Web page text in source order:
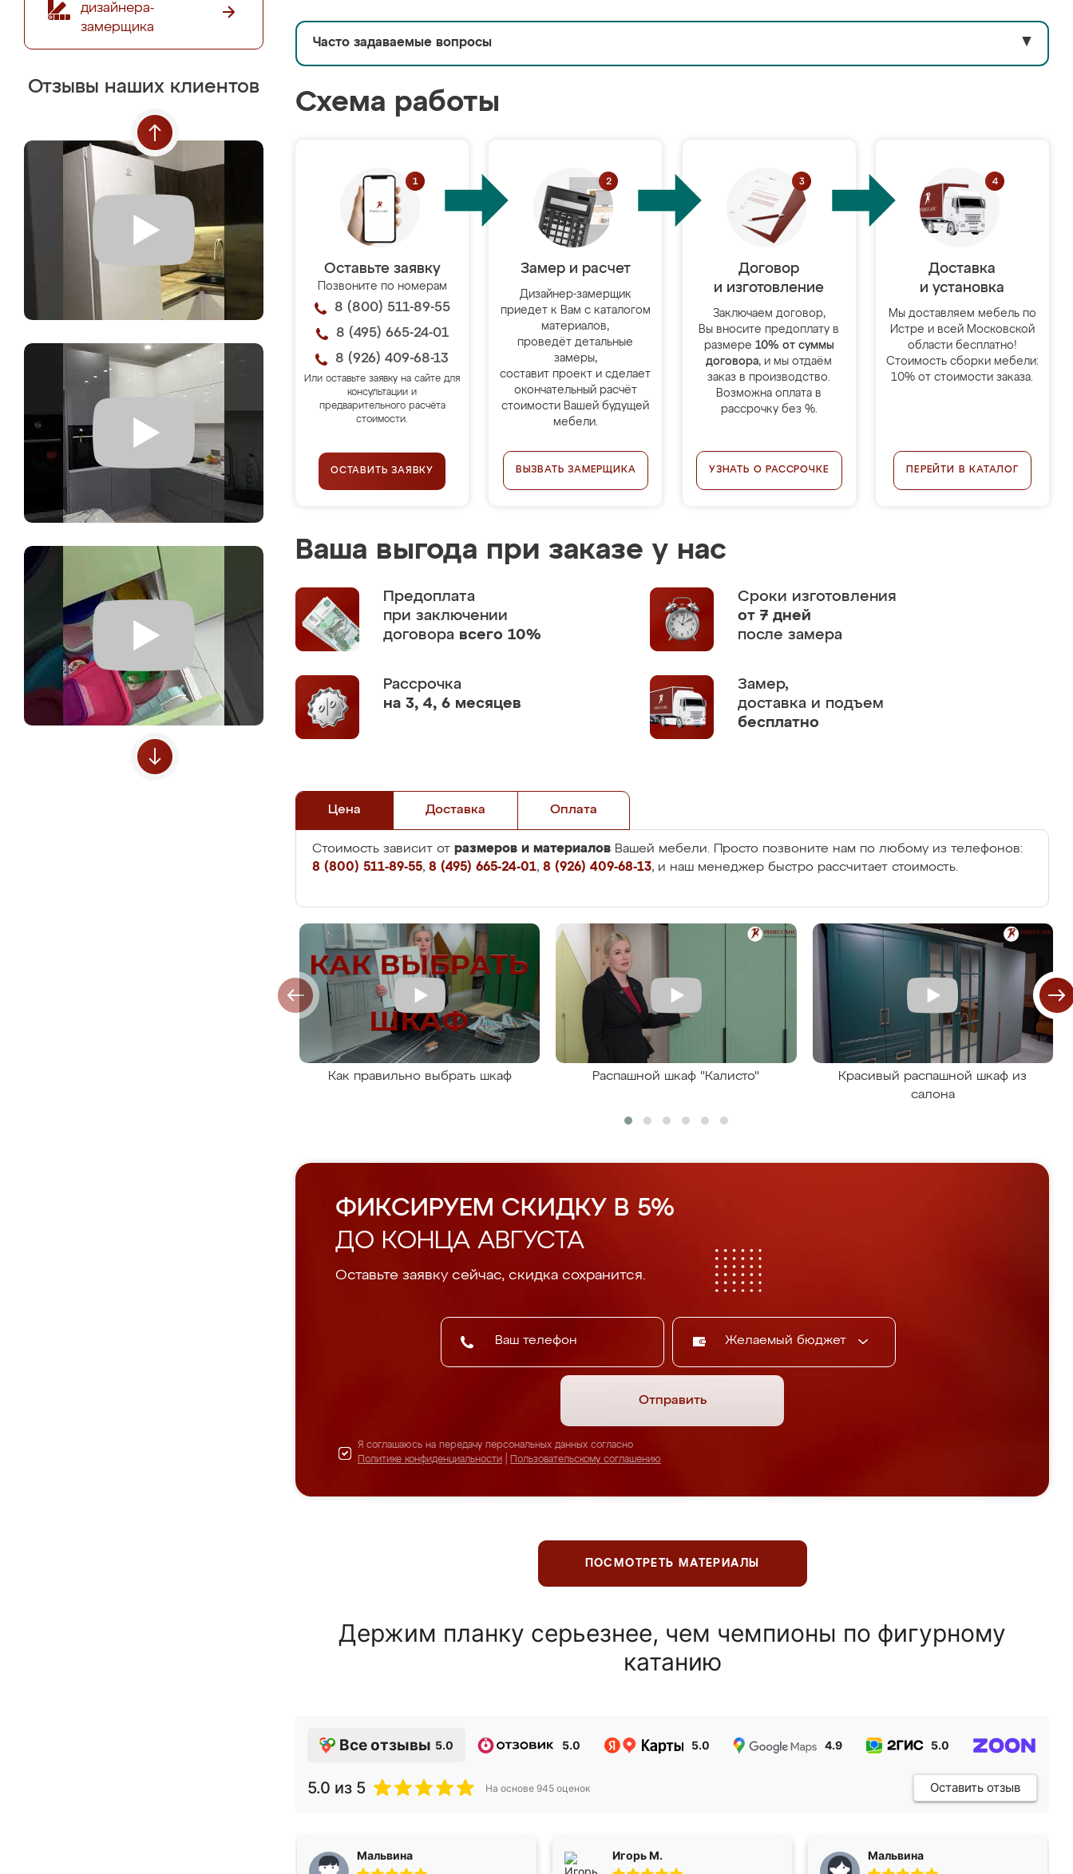
дизайнера-
замерщика
Отзывы наших клиентов
Часто задаваемые вопросы ▼
Схема работы
Оставьте заявку
Позвоните по номерам
8 (800) 511-89-55
8 (495) 665-24-01
8 (926) 409-68-13
Или оставьте заявку на сайте для
консультации и
предварительного расчёта
стоимости.
ОСТАВИТЬ ЗАЯВКУ
Замер и расчет
Дизайнер-замерщик
приедет к Вам с каталогом
материалов,
проведёт детальные
замеры,
составит проект и сделает
окончательный расчёт
стоимости Вашей будущей
мебели.
ВЫЗВАТЬ ЗАМЕРЩИКА
Договор
и изготовление
Заключаем договор,
Вы вносите предоплату в
размере 10% от суммы
договора, и мы отдаём
заказ в производство.
Возможна оплата в
рассрочку без %.
УЗНАТЬ О РАССРОЧКЕ
Доставка
и установка
Мы доставляем мебель по
Истре и всей Московской
области бесплатно!
Стоимость сборки мебели:
10% от стоимости заказа.
ПЕРЕЙТИ В КАТАЛОГ
Ваша выгода при заказе у нас
Предоплата
при заключении
договора всего 10%
Сроки изготовления
от 7 дней
после замера
Рассрочка
на 3, 4, 6 месяцев
Замер,
доставка и подъем
бесплатно
Цена Доставка Оплата
Стоимость зависит от размеров и материалов Вашей мебели. Просто позвоните нам по любому из телефонов:
8 (800) 511-89-55, 8 (495) 665-24-01, 8 (926) 409-68-13, и наш менеджер быстро рассчитает стоимость.
Как правильно выбрать шкаф Распашной шкаф "Калисто"
Красивый распашной шкаф из
салона
ФИКСИРУЕМ СКИДКУ В 5%
ДО КОНЦА АВГУСТА
Оставьте заявку сейчас, скидка сохранится.
Желаемый бюджет
Отправить
Я соглашаюсь на передачу персональных данных согласно
Политике конфиденциальности
Пользовательскому соглашению
ПОСМОТРЕТЬ МАТЕРИАЛЫ
Держим планку серьезнее, чем чемпионы по фигурному
катанию
Все отзывы 5.0 5.0 5.0 4.9 5.0
5.0 из 5 На основе 945 оценок Оставить отзыв
Мальвина Игорь М. Мальвина